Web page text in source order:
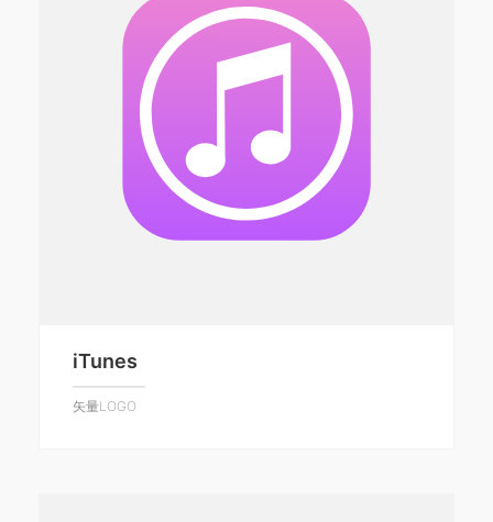
iTunes
矢量LOGO